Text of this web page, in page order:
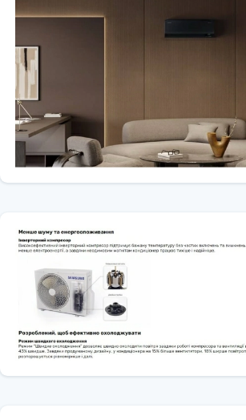
WindFree™ охлаждение без сквозняков 23 000
Freeze Wash – инновационная система
внутреннего блока
Класс энергоэффективности для охлаждения
Класс энергоэффективности для отопления в
отопительный сезон (класс) А+
Рабочий диапазон температур охлаждения ºС -
Рабочий диапазон температур обогрев ºС -
Размеры без упаковки (внутренний блок,
Размеры без упаковки (наружный блок,
Индукционный подогрев компрессора
Дисплей на внутреннем блоке
наружного блока
Покрытие фильтра: антибактериальное,
Страна производитель - Thailand Samsung
Гарантия на компрессор – 10 лет
Гарантия – 3 года
Класс энергоэффективности
ИСЕЕР (завтрак/завтрак) 6,50
EER (охлаждение, Вт/Вт) 2,88
EER (охлаждение, Btu/hl) 9,84